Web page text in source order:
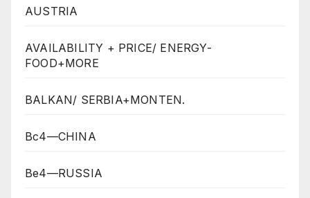
AUSTRIA
AVAILABILITY + PRICE/ ENERGY-
FOOD+MORE
BALKAN/ SERBIA+MONTEN.
Bc4—CHINA
Be4—RUSSIA